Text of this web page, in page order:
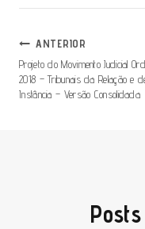
Navegação
De
Artigos
ANTERIOR
Projeto do Movimento Judicial
2018 – Tribunais da Relação e
Instância – Versão Consolidada